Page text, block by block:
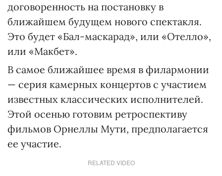
договоренность на постановку в
ближайшем будущем нового спектакля.
Это будет «Бал-маскарад», или «Отелло»,
или «Макбет».
В самое ближайшее время в филармонии
— серия камерных концертов с участием
известных классических исполнителей.
Этой осенью готовим ретроспективу
фильмов Орнеллы Мути, предполагается
ее участие.
RELATED VIDEO